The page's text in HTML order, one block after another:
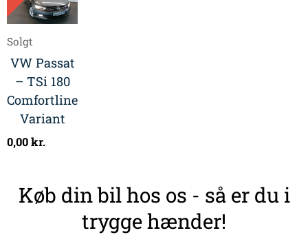
Solgt
VW Passat
– TSi 180
Comfortline
Variant
0,00kr.
Køb din bil hos os - så er du i
trygge hænder!